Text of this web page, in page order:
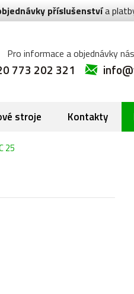
příslušenstvía
Pro informace a objednávky
773 202 321
stroje Kontakty
25